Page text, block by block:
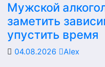
Мужской
заметить
упустить время
04.08.2026 Alex